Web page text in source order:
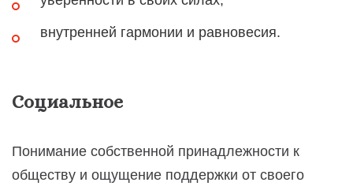
внутренней гармонии и равновесия.
Социальное
Понимание собственной принадлежности к
обществу и ощущение поддержки от своего